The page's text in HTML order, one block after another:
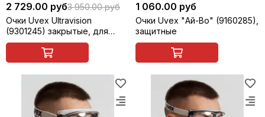
2 729.00 руб3 950.00 руб
Очки Uvex Ultravision
(9301245) закрытые, для
сварщика (газосварки)
1 060.00 руб
Очки Uvex "Ай-Во" (9160285),
защитные